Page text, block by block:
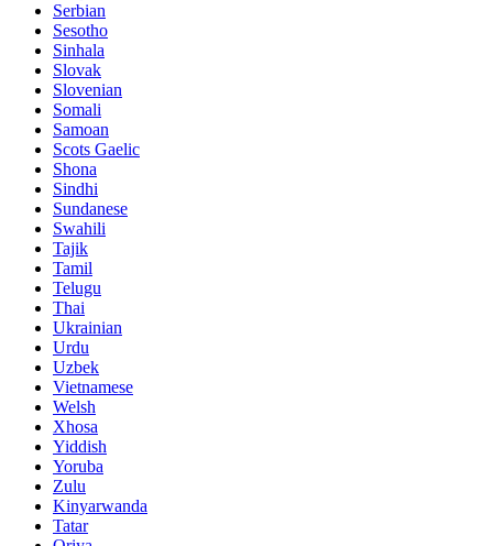
Serbian
Sesotho
Sinhala
Slovak
Slovenian
Somali
Samoan
Scots Gaelic
Shona
Sindhi
Sundanese
Swahili
Tajik
Tamil
Telugu
Thai
Ukrainian
Urdu
Uzbek
Vietnamese
Welsh
Xhosa
Yiddish
Yoruba
Zulu
Kinyarwanda
Tatar